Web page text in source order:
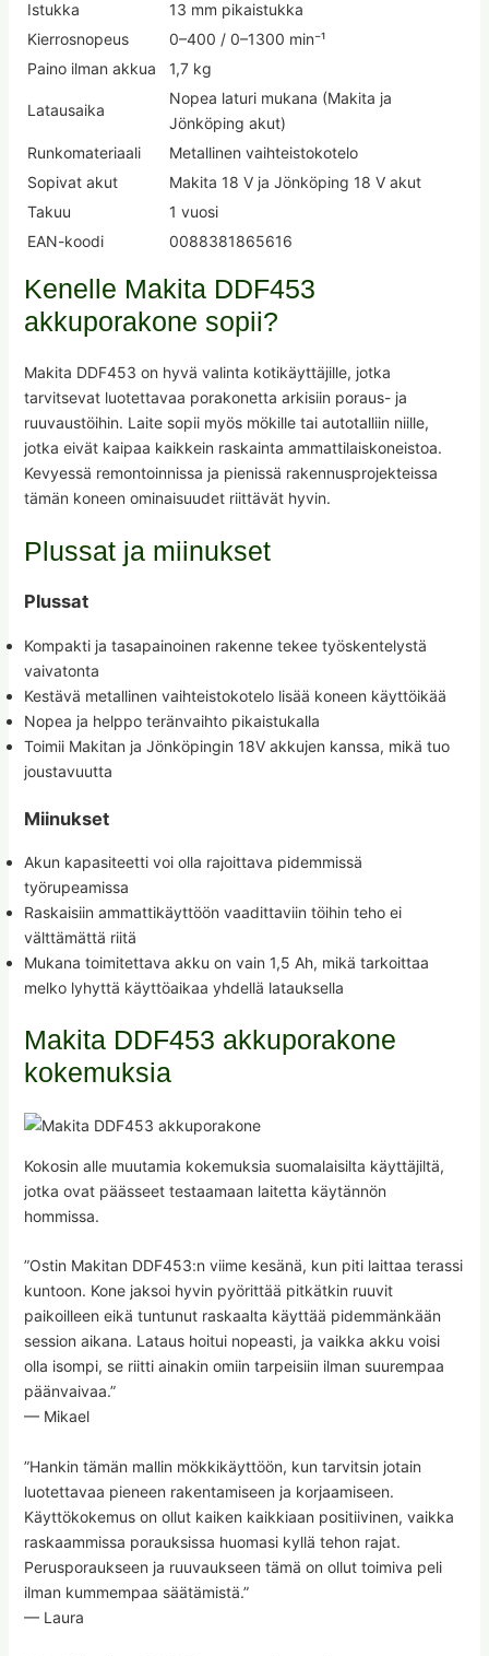
Istukka
13 mm pikaistukka
Kierrosnopeus
0–400 / 0–1300 min⁻¹
Paino ilman akkua
1,7 kg
Latausaika
Nopea laturi mukana (Makita ja
Jönköping akut)
Runkomateriaali
Metallinen vaihteistokotelo
Sopivat akut
Makita 18 V ja Jönköping 18 V akut
Takuu
1 vuosi
EAN-koodi
0088381865616
Kenelle Makita DDF453
akkuporakone sopii?
Makita DDF453 on hyvä valinta kotikäyttäjille, jotka
tarvitsevat luotettavaa porakonetta arkisiin poraus- ja
ruuvaustöihin. Laite sopii myös mökille tai autotalliin niille,
jotka eivät kaipaa kaikkein raskainta ammattilaiskoneistoa.
Kevyessä remontoinnissa ja pienissä rakennusprojekteissa
tämän koneen ominaisuudet riittävät hyvin.
Plussat ja miinukset
Plussat
Kompakti ja tasapainoinen rakenne tekee työskentelystä
vaivatonta
Kestävä metallinen vaihteistokotelo lisää koneen käyttöikää
Nopea ja helppo teränvaihto pikaistukalla
Toimii Makitan ja Jönköpingin 18V akkujen kanssa, mikä tuo
joustavuutta
Miinukset
Akun kapasiteetti voi olla rajoittava pidemmissä
työrupeamissa
Raskaisiin ammattikäyttöön vaadittaviin töihin teho ei
välttämättä riitä
Mukana toimitettava akku on vain 1,5 Ah, mikä tarkoittaa
melko lyhyttä käyttöaikaa yhdellä latauksella
Makita DDF453 akkuporakone
kokemuksia
Kokosin alle muutamia kokemuksia suomalaisilta käyttäjiltä,
jotka ovat päässeet testaamaan laitetta käytännön
hommissa.
”Ostin Makitan DDF453:n viime kesänä, kun piti laittaa terassi
kuntoon. Kone jaksoi hyvin pyörittää pitkätkin ruuvit
paikoilleen eikä tuntunut raskaalta käyttää pidemmänkään
session aikana. Lataus hoitui nopeasti, ja vaikka akku voisi
olla isompi, se riitti ainakin omiin tarpeisiin ilman suurempaa
päänvaivaa.”
— Mikael
”Hankin tämän mallin mökkikäyttöön, kun tarvitsin jotain
luotettavaa pieneen rakentamiseen ja korjaamiseen.
Käyttökokemus on ollut kaiken kaikkiaan positiivinen, vaikka
raskaammissa porauksissa huomasi kyllä tehon rajat.
Perusporaukseen ja ruuvaukseen tämä on ollut toimiva peli
ilman kummempaa säätämistä.”
— Laura